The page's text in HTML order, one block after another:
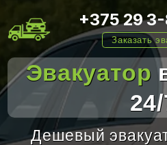
+375 29
Заказать
Эвакуатор
Дешевый